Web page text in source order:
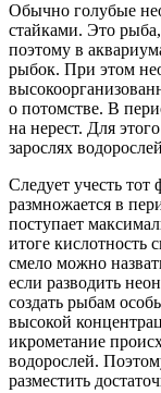
Обычно голубые
стайками. Это
поэтому в
рыбок. При этом
о потомстве. В
на нерест. Для
зарослях
Следует учесть тот
размножается в
поступает
итоге кислотность
смело можно
если разводить
создать рыбам
высокой
икрометание
водорослей.
разместить